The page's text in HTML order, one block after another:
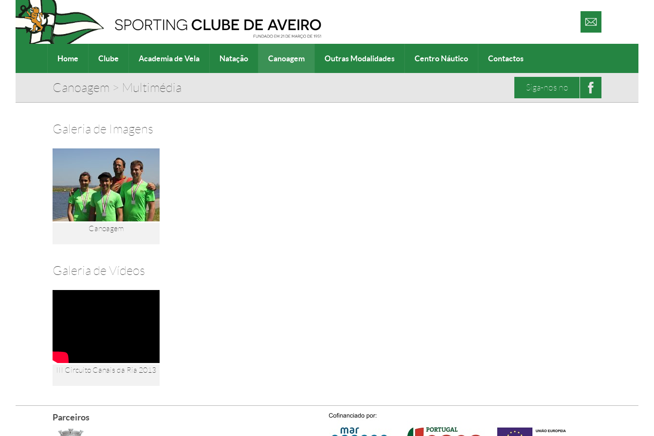
Home Clube Academia de Vela Natação Canoagem Outras Modalidades Centro Náutico Contactos
Canoagem > Multimédia Siga-nos no
Galeria de Imagens
Canoagem
Galeria de Vídeos
III Circuito Canais da Ria 2013
Parceiros